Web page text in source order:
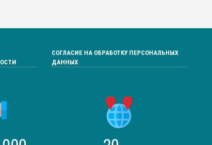
СОГЛАСИЕ НА ОБРАБОТКУ ПЕРСОНАЛЬНЫХ
ДАННЫХ